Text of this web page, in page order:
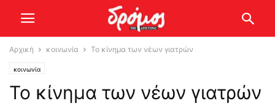
Αρχική κοινωνία Το κίνημα των νέων γιατρών
κοινωνία
Το κίνημα των νέων γιατρών